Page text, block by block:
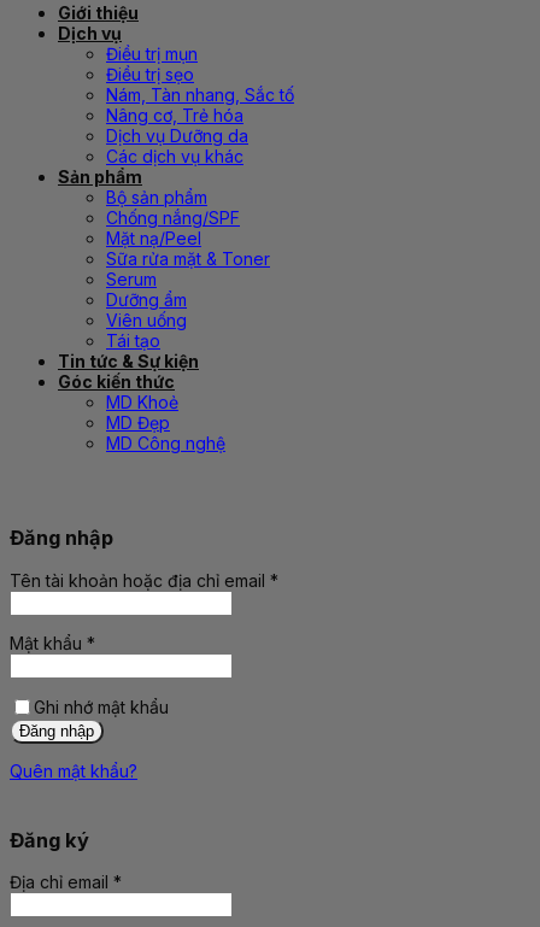
Giới thiệu
Dịch vụ
Điều trị mụn
Điều trị sẹo
Nám, Tàn nhang, Sắc tố
Nâng cơ, Trẻ hóa
Dịch vụ Dưỡng da
Các dịch vụ khác
Sản phẩm
Bộ sản phẩm
Chống nắng/SPF
Mặt nạ/Peel
Sữa rửa mặt & Toner
Serum
Dưỡng ẩm
Viên uống
Tái tạo
Tin tức & Sự kiện
Góc kiến thức
MD Khoẻ
MD Đẹp
MD Công nghệ
Đăng nhập
Tên tài khoản hoặc địa chỉ email *
Bắt
Mật khẩu *
Bắt
Ghi nhớ mật khẩu
Đăng nhập
Quên mật khẩu?
Đăng ký
Địa chỉ email *
Bắt
buộc